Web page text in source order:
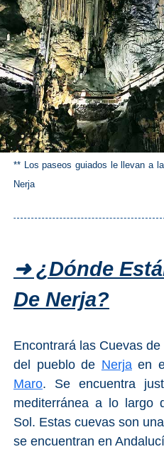
Bicicletas
Parapente
Tours de
Aventura
Senderismo
Top 10
LOS
MEJORES
CERCANOS
➜
Cuevas de Nerja
Caminito del Rey
** Los paseos guiados le llevan a
Nerja
➜ ¿Dónde
De Nerja?
Encontrará las Cuevas
del pueblo de Nerjaen
Maro. Se encuentra
mediterránea a lo largo
Sol. Estas cuevas son
se encuentran en